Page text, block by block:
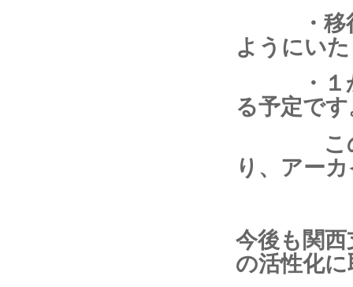
・移行
ようにい
・１か
る予定です
このタ
り、アー
今後も関
の活性化